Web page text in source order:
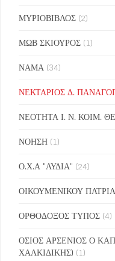
ΜΥΡΙΟΒΙΒΛΟΣ (2)
ΜΩΒ ΣΚΙΟΥΡΟΣ (1)
ΝΑΜΑ (34)
ΝΕΚΤΑΡΙΟΣ Δ.
ΝΕΟΤΗΤΑ Ι. Ν. ΚΟΙΜ.
ΝΟΗΣΗ (1)
Ο.Χ.Α "ΛΥΔΙΑ" (24)
ΟΙΚΟΥΜΕΝΙΚΟΥ
ΟΡΘΟΔΟΞΟΣ ΤΥΠΟΣ (4)
ΟΣΙΟΣ ΑΡΣΕΝΙΟΣ Ο
ΧΑΛΚΙΔΙΚΗΣ) (1)